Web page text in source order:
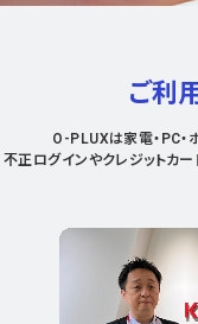
ご利
O-PLUXは家電・PC・
不正ログインやクレジットカ